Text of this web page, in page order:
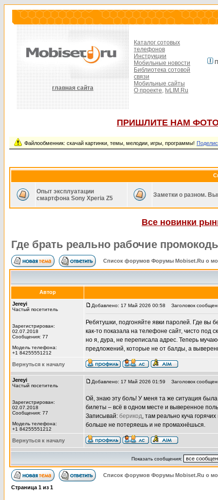
главная сайта
Каталог сотовых
телефонов
Инструкции
Мобильные новости
Библиотека сотовой
связи
Мобильные сайты
О проекте, IvLIM.Ru
ПРИШЛИТЕ НАМ
Файлообменник: скачай картинки, темы, мелодии, игры, программы!
Опыт эксплуатации
смартфона Sony Xperia Z5
Заметки о разном.
Все новинки
Где брать реально рабочие
Список форумов Форумы Mobiset.Ru о
Автор
Jereyi
Частый посетитель
Зарегистрирован:
02.07.2018
Сообщения: 77
Модель телефона:
+1 84255551212
Добавлено: 17 Май 2026 00:58 Заголовок
Ребятушки, подгоняйте явки паролей. Где вы
как-то показала на телефоне сайт, чисто под
но я, дура, не переписала адрес. Теперь
предложений, которые не от балды, а
Вернуться к началу
Jereyi
Частый посетитель
Зарегистрирован:
02.07.2018
Сообщения: 77
Модель телефона:
+1 84255551212
Добавлено: 17 Май 2026 01:59 Заголовок
Ой, знаю эту боль! У меня та же ситуация
билеты – всё в одном месте и выверенное
Записывай: берикод, там реально куча
больше не потеряешь и не промахнёшься.
Вернуться к началу
Показать сообщения:
Список форумов Форумы Mobiset.Ru о
Страница 1 из 1